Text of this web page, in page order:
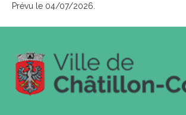
Prévu le 04/07/2026.